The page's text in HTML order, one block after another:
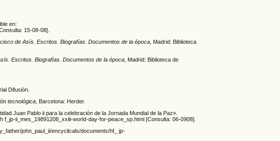
en:
15-08-08].
de Asís. Escritos. Biografías. Documentos de la época , Madrid: Biblioteca
Escritos. Biografías. Documentos de la época , Madrid: Biblioteca de
Difusión.
tecnológica , Barcelona: Herder.
Juan Pablo ii para la celebración de la Jornada Mundial de la Paz».
ii_mes_19891208_xxiii-world-day-for-peace_sp.html [Consulta: 06-0908].
john_paul_ii/encyclicals/documents/hf_ jp-